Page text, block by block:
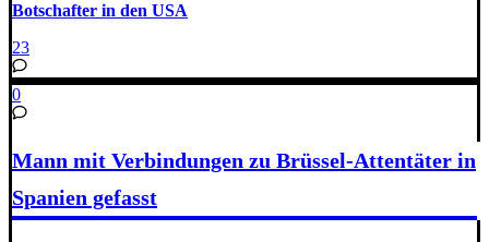
Botschafter in den USA
23
0
Mann mit Verbindungen zu Brüssel-Attentäter in
Spanien gefasst